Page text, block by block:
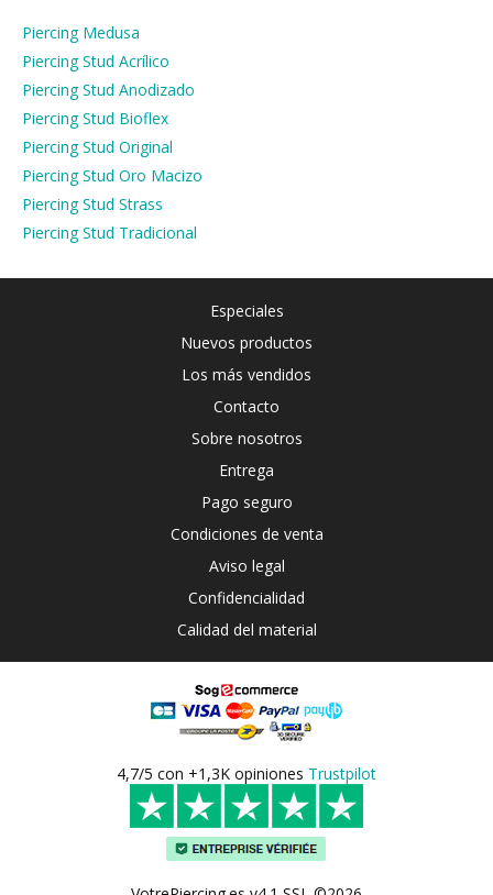
Piercing Medusa
Piercing Stud Acrílico
Piercing Stud Anodizado
Piercing Stud Bioflex
Piercing Stud Original
Piercing Stud Oro Macizo
Piercing Stud Strass
Piercing Stud Tradicional
Especiales
Nuevos productos
Los más vendidos
Contacto
Sobre nosotros
Entrega
Pago seguro
Condiciones de venta
Aviso legal
Confidencialidad
Calidad del material
4,7/5 con +1,3K opiniones Trustpilot